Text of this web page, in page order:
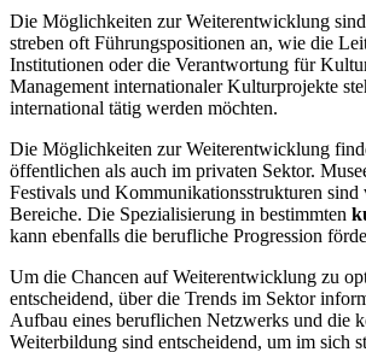
Die Möglichkeiten zur Weiterentwicklung
streben oft Führungspositionen an, wie die
Institutionen oder die Verantwortung für
Management internationaler Kulturprojekte
international tätig werden möchten.
Die Möglichkeiten zur Weiterentwicklung
öffentlichen als auch im privaten Sektor.
Festivals und Kommunikationsstrukturen sind
Bereiche. Die Spezialisierung in bestimmten
kann ebenfalls die berufliche Progression
Um die Chancen auf Weiterentwicklung zu
entscheidend, über die Trends im Sektor
Aufbau eines beruflichen Netzwerks und die
Weiterbildung sind entscheidend, um im sich